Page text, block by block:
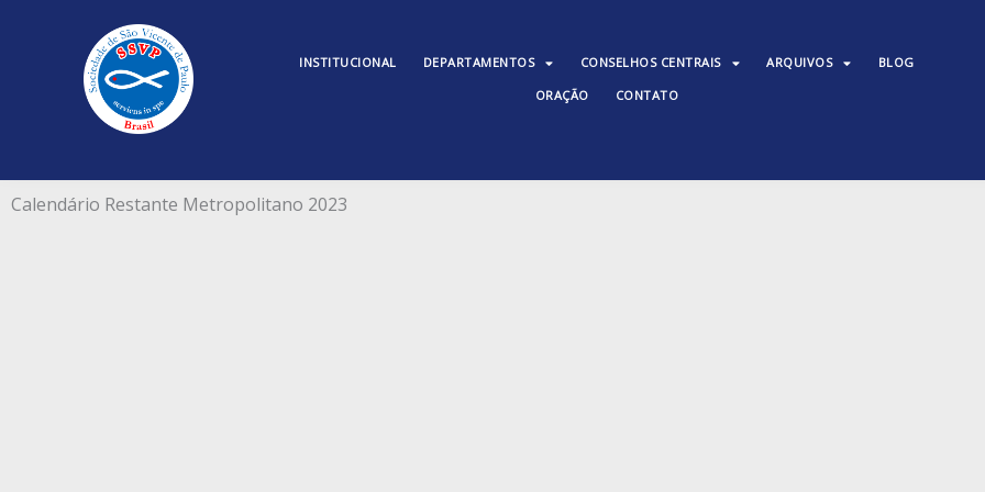
INSTITUCIONAL DEPARTAMENTOS CONSELHOS CENTRAIS ARQUIVOS
BLOG
ORAÇÃO
CONTATO
Calendário Restante Metropolitano 2023